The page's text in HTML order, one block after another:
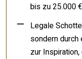
bis zu 25.000
Legale
sondern
zur